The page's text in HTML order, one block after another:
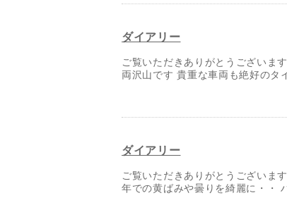
ダイアリー
ご覧いただきありがとうございま
両沢山です 貴重な車両も絶好のタ
ダイアリー
ご覧いただきありがとうござい
年での黄ばみや曇りを綺麗に・・